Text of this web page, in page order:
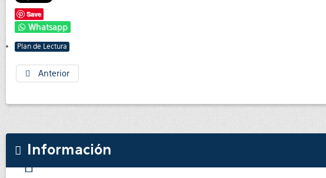
Save
Whatsapp
Plan de Lectura
Anterior
Información